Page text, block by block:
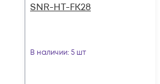
SNR-HT-FK28
В наличии: 5 шт